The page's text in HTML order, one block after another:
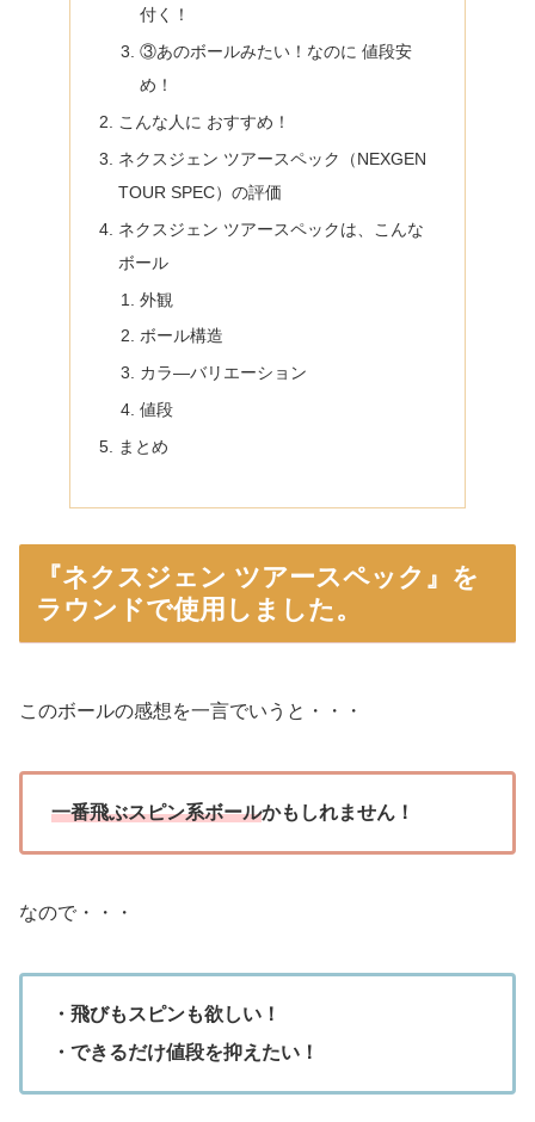
付く！
③あのボールみたい！なのに 値段安
め！
こんな人に おすすめ！
ネクスジェン ツアースペック（NEXGEN
TOUR SPEC）の評価
ネクスジェン ツアースペックは、こんな
ボール
外観
ボール構造
カラ―バリエーション
値段
まとめ
『ネクスジェン ツアースペック』を
ラウンドで使用しました。
このボールの感想を一言でいうと・・・
一番飛ぶスピン系ボールかもしれません！
なので・・・
・飛びもスピンも欲しい！
・できるだけ値段を抑えたい！